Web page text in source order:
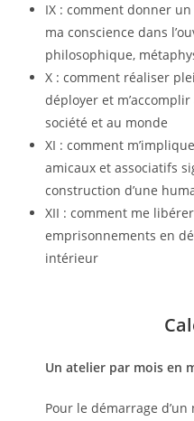
IX : comment donner
ma conscience dans
philosophique,
X : comment réaliser
déployer et
société et au monde
XI : comment
amicaux et associatifs
construction d’une
XII : comment me
emprisonnements en
intérieur
Un atelier par mois en
Pour le démarrage